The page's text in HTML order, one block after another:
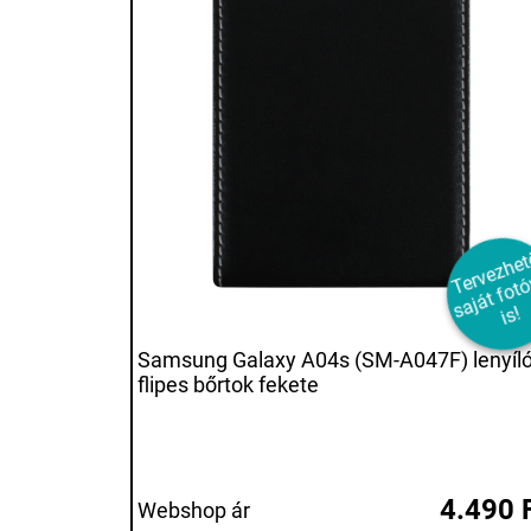
s!
Samsung Galaxy A04s (SM-A047F)
flipes bőrtok fekete
Webshop ár 4.490